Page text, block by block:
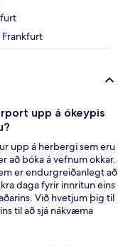
Frankfurt
upp á ókeypis
upp á herbergi sem eru
að bóka á vefnum okkar.
er endurgreiðanlegt að
daga fyrir innritun eins
Við hvetjum þig til
til að sjá nákvæma